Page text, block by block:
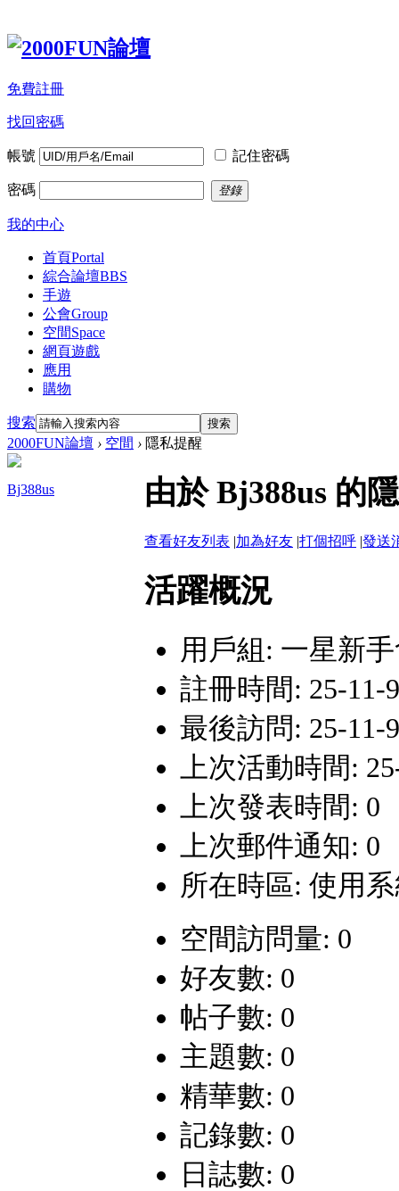
免費註冊
找回密碼
帳號 記住密碼
密碼 登錄
我的中心
首頁Portal
綜合論壇BBS
手遊
公會Group
空間Space
網頁遊戲
應用
購物
搜索 搜索
2000FUN論壇 › 空間 › 隱私提醒
Bj388us 由於 Bj388us 的
查看好友列表 |加為好友 |打個招呼 |發送
活躍概況
用戶組: 一星新
註冊時間: 25-11-
最後訪問: 25-11-
上次活動時間:
上次發表時間: 0
上次郵件通知: 0
所在時區: 使用
空間訪問量: 0
好友數: 0
帖子數: 0
主題數: 0
精華數: 0
記錄數: 0
日誌數: 0